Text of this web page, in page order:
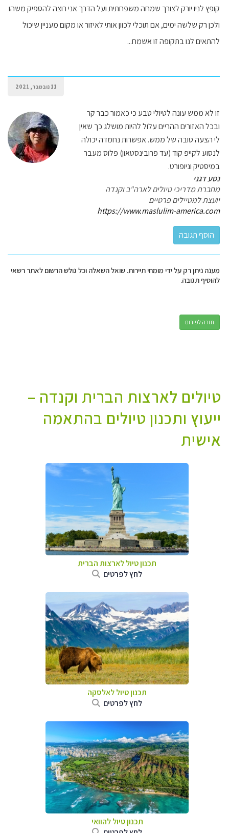
קופץ לניו יורק לצורך שמחה משפחתית ועל הדרך אני רוצה להספיק משהו
ולכן רק שלשה ימים, אם תוכלי לכוון אותי לאיזור או מקום מעניין שיכול
להתאים לנו בתקופה זו אשמח...
11 נובמבר, 2021
זו לא ממש עונה לטיולי טבע כי כאמור כבר קר
ובכל האזורים ההריים עלול להיות מושלג כך שאין
לי הצעה טובה של ממש. אפשרות נחמדה יכולה
לנסוע לקייפ קוד (עד פרובינסטאון) פלוס מעבר
במיסטיק וניופורט.
נטע דגני
מחברת מדריכי טיולים לארה"ב וקנדה
יועצת למטיילים פרטיים
https://www.maslulim-america.com
מענה ניתן רק על ידי מומחי תיירות. שואל השאלה וכל גולש הרשום לאתר רשאי
להוסיף תגובה.
חזרה לפורום
טיולים לארצות הברית וקנדה –
ייעוץ ותכנון טיולים בהתאמה
אישית
תכנון טיול לארצות הברית
לחץ לפרטים
תכנון טיול לאלסקה
לחץ לפרטים
תכנון טיול להוואי